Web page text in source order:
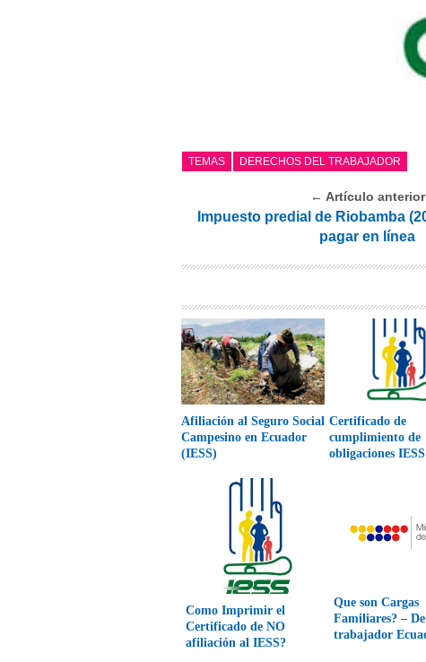
TEMAS DERECHOS DEL TRABAJADOR
← Artículo anterior
Impuesto predial de Riobamba
pagar en línea
Afiliación al Seguro Social
Campesino en Ecuador
(IESS)
Certificado de
cumplimiento de
obligaciones IESS
Como Imprimir el
Certificado de NO
afiliación al IESS?
Que son Cargas
Familiares? –
trabajador